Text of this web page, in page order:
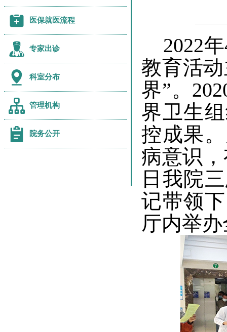
医保就医流程
专家出诊
科室分布
管理机构
院务公开
2022年
教育活动
界”。
界卫生
控成果。
病意识
日我院
记带领
厅内举